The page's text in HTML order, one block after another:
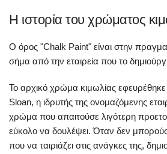
Η ιστορία του χρώματος
Ο όρος "Chalk Paint" είναι στην
σήμα από την εταιρεία που το
Το αρχικό χρώμα κιμωλίας
Sloan, η ιδρυτής της ονομαζόμενης
χρώμα που απαιτούσε λιγότερη
εύκολο να δουλέψει. Όταν δεν
που να ταιριάζει στις ανάγκες της,